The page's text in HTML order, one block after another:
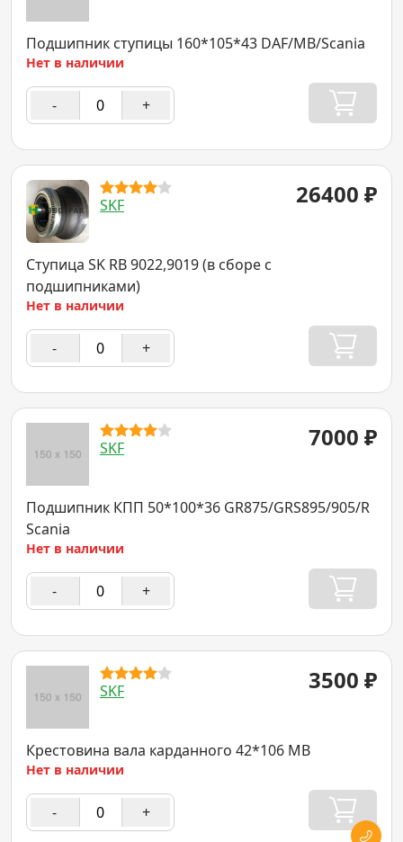
Подшипник ступицы 160*105*43 DAF/MB/Scania
Нет в наличии
- +
SKF 26400 ₽
Ступица SK RB 9022,9019 (в сборе с
подшипниками)
Нет в наличии
- +
SKF 7000 ₽
Подшипник КПП 50*100*36 GR875/GRS895/905/R
Scania
Нет в наличии
- +
SKF 3500 ₽
Крестовина вала карданного 42*106 MB
Нет в наличии
- +